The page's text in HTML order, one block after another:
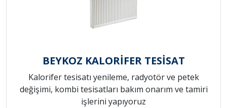
BEYKOZ KALORİFER TESİSAT
Kalorifer tesisatı yenileme, radyotör ve petek
değişimi, kombi tesisatları bakım onarım ve tamiri
işlerini yapıyoruz